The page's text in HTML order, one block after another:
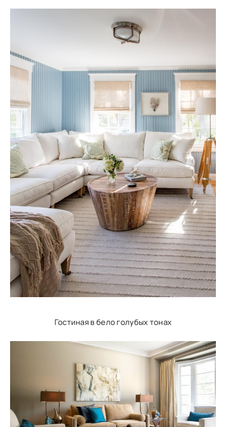
Гостиная в бело голубых тонах